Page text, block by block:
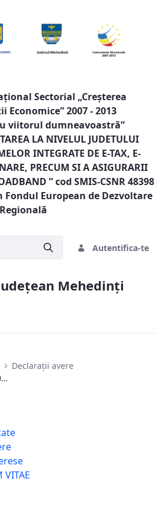
Sectorial „Creşterea
2007 - 2013
viitorul dumneavoastră”
LA NIVELUL JUDETULUI
INTEGRATE DE E-TAX, E-
PRECUM SI A ASIGURARII
” cod SMIS-CSNR 48398
European de Dezvoltare
Regională
Autentifica-te
Mehedinți
Declarații avere
Declaratii avere 2025 secretar
VITAE